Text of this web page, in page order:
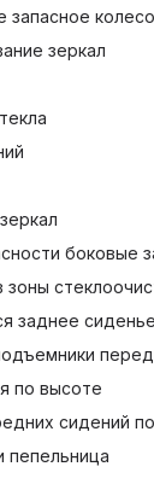
запасное колесо
зеркал
боковые
заднее сиденье
по высоте
сидений
пепельница